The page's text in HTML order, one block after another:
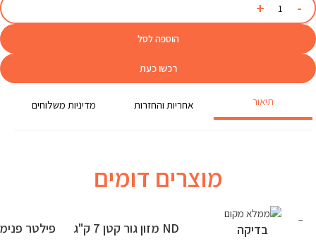
הוספה לסל
רכשו כעת
תיאור אחריות והחזרות מדיניות משלוחים
מוצרים דומים
בדיקה ND מזון גור קטן 7 ק"ג